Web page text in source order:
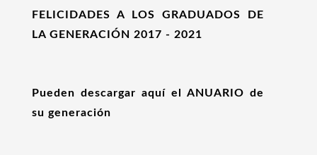
FELICIDADES A LOS GRADUADOS DE
LA GENERACIÓN 2017 - 2021
Pueden descargar aquí el ANUARIO de
su generación